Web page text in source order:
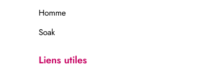
Homme
Soak
Liens utiles